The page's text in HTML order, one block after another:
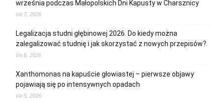
września podczas Małopolskich Dni Kapusty w Charsznicy
sie 7, 2026
Legalizacja studni głębinowej 2026. Do kiedy można
zalegalizować studnię i jak skorzystać z nowych przepisów?
sie 6, 2026
Xanthomonas na kapuście głowiastej – pierwsze objawy
pojawiają się po intensywnych opadach
sie 5, 2026